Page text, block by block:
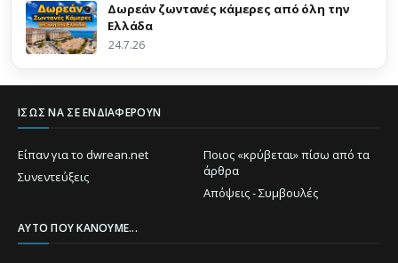
Δωρεάν ζωντανές κάμερες από όλη την
Ελλάδα
24.7.26
ΊΣΩΣ ΝΑ ΣΕ ΕΝΔΙΑΦΈΡΟΥΝ
Είπαν για το dwrean.net
Ποιος «κρύβεται» πίσω από τα
άρθρα
Συνεντεύξεις
Απόψεις - Συμβουλές
ΑΥΤΌ ΠΟΥ ΚΆΝΟΥΜΕ...